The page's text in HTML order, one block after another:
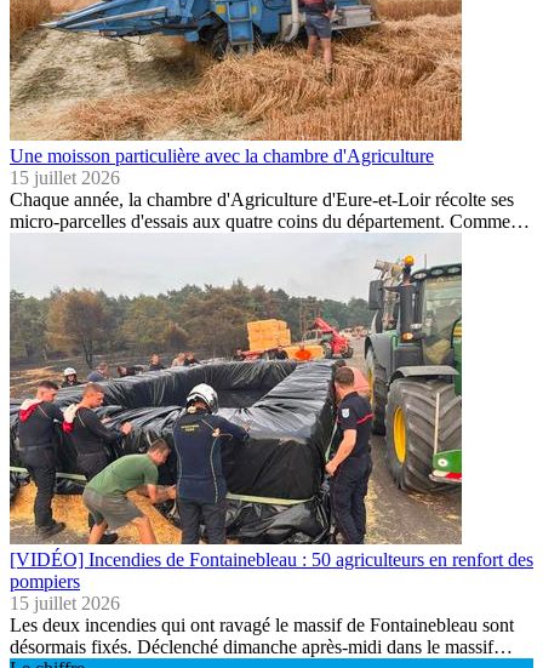
Une moisson particulière avec la chambre d'Agriculture
15 juillet 2026
Chaque année, la chambre d'Agriculture d'Eure-et-Loir récolte ses
micro-parcelles d'essais aux quatre coins du département. Comme…
[VIDÉO] Incendies de Fontainebleau : 50 agriculteurs en renfort des
pompiers
15 juillet 2026
Les deux incendies qui ont ravagé le massif de Fontainebleau sont
désormais fixés. Déclenché dimanche après-midi dans le massif…